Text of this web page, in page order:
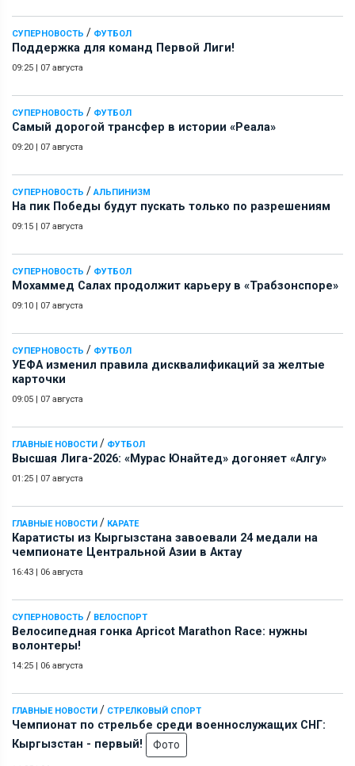
СУПЕРНОВОСТЬ / ФУТБОЛ
Поддержка для команд Первой Лиги!
09:25 | 07 августа
СУПЕРНОВОСТЬ / ФУТБОЛ
Самый дорогой трансфер в истории «Реала»
09:20 | 07 августа
СУПЕРНОВОСТЬ / АЛЬПИНИЗМ
На пик Победы будут пускать только по разрешениям
09:15 | 07 августа
СУПЕРНОВОСТЬ / ФУТБОЛ
Мохаммед Салах продолжит карьеру в «Трабзонспоре»
09:10 | 07 августа
СУПЕРНОВОСТЬ / ФУТБОЛ
УЕФА изменил правила дисквалификаций за желтые
карточки
09:05 | 07 августа
ГЛАВНЫЕ НОВОСТИ / ФУТБОЛ
Высшая Лига-2026: «Мурас Юнайтед» догоняет «Алгу»
01:25 | 07 августа
ГЛАВНЫЕ НОВОСТИ / КАРАТЕ
Каратисты из Кыргызстана завоевали 24 медали на
чемпионате Центральной Азии в Актау
16:43 | 06 августа
СУПЕРНОВОСТЬ / ВЕЛОСПОРТ
Велосипедная гонка Apricot Marathon Race: нужны
волонтеры!
14:25 | 06 августа
ГЛАВНЫЕ НОВОСТИ / СТРЕЛКОВЫЙ СПОРТ
Чемпионат по стрельбе среди военнослужащих СНГ:
Кыргызстан - первый!
Фото